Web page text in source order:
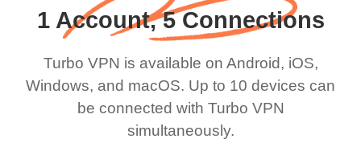
1 Account, 5 Connections
Turbo VPN is available on Android, iOS,
Windows, and macOS. Up to 10 devices can
be connected with Turbo VPN
simultaneously.